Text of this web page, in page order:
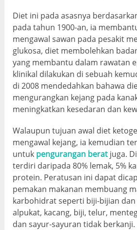
Diet ini pada asasnya
pada tahun 1900-an, ia
mengawal sawan pada pesakit
glukosa, diet membolehkan
yang membantu dalam rawatan
klinikal dilakukan di sebuah
di 2008 mendedahkan bahawa
mengurangkan kejang pada
meningkatkan kesedaran dan
Walaupun tujuan awal diet
mengawal kejang, ia kemudian
untuk pengurangan berat juga.
terdiri daripada 80% lemak, 5%
protein. Peratusan ini dapat
pemakan makanan membuang
karbohidrat seperti biji-bijian
alpukat, kacang, biji, telur,
dan sayur-sayuran tidak berkanji.